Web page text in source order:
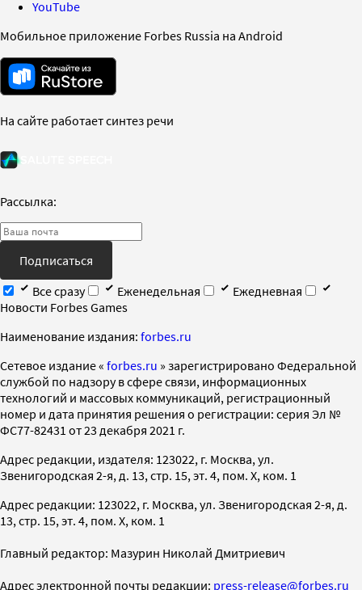
YouTube
Мобильное приложение Forbes Russia на Android
На сайте работает синтез речи
Рассылка:
Подписаться
Все сразу
Еженедельная
Ежедневная
Новости Forbes Games
Наименование издания: forbes.ru
Cетевое издание « forbes.ru » зарегистрировано Федеральной
службой по надзору в сфере связи, информационных
технологий и массовых коммуникаций, регистрационный
номер и дата принятия решения о регистрации: серия Эл №
ФС77-82431 от 23 декабря 2021 г.
Адрес редакции, издателя: 123022, г. Москва, ул.
Звенигородская 2-я, д. 13, стр. 15, эт. 4, пом. X, ком. 1
Адрес редакции: 123022, г. Москва, ул. Звенигородская 2-я, д.
13, стр. 15, эт. 4, пом. X, ком. 1
Главный редактор: Мазурин Николай Дмитриевич
Адрес электронной почты редакции: press-release@forbes.ru